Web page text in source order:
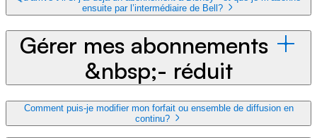
ensuite par l’intermédiaire de Bell?
Gérer mes abonnements
&nbsp;- réduit
Comment puis-je modifier mon forfait ou ensemble de diffusion en
continu?